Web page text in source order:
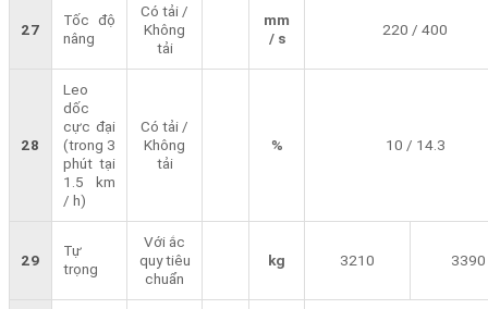
27
Tốc độ
nâng
Có tải /
Không
tải
mm
/ s
220 / 400
28
Leo
dốc
cực đại
(trong 3
phút tại
1.5 km
/ h)
Có tải /
Không
tải
% 10 / 14.3
29
Tự
trọng
Với ắc
quy tiêu
chuẩn
kg 3210 3390